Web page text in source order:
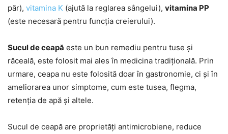
păr), vitamina K (ajută la reglarea sângelui), vitamina PP
(este necesară pentru funcția creierului).
Sucul de ceapă este un bun remediu pentru tuse și
răceală, este folosit mai ales în medicina tradițională. Prin
urmare, ceapa nu este folosită doar în gastronomie, ci și în
ameliorarea unor simptome, cum este tusea, flegma,
retenția de apă și altele.
Sucul de ceapă are proprietăți antimicrobiene, reduce